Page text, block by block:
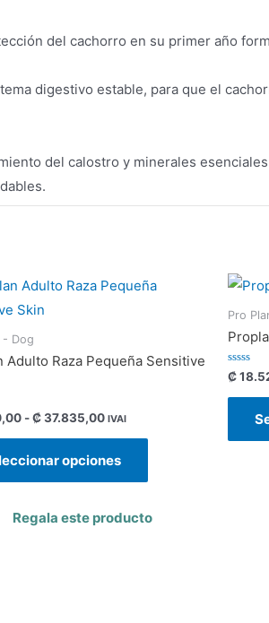
del cachorro en su primer año
digestivo estable, para que el
del calostro y minerales
- Dog
Adulto Raza Pequeña Sensitive
-₡37.835,00 IVAI
opciones
Regala este producto
Pro
con
0
₡